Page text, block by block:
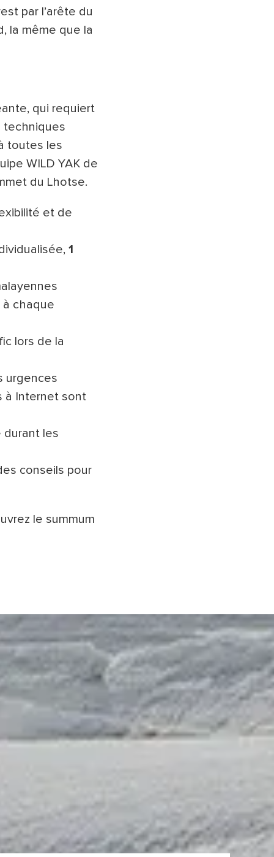
par l’arête du
la même que la
qui requiert
techniques
toutes les
WILD YAK de
du Lhotse.
et de
1
à chaque
lors de la
urgences
à Internet sont
durant les
conseils pour
le summum